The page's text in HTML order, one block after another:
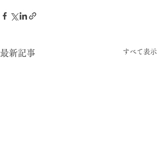
最新記事 すべて表示